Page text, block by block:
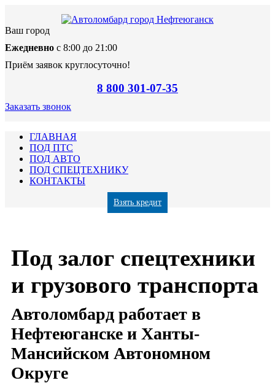
Ваш город
Ежедневно с 8:00 до 21:00
Приём заявок круглосуточно!
8 800 301-07-35
Заказать звонок
ГЛАВНАЯ
ПОД ПТС
ПОД АВТО
ПОД СПЕЦТЕХНИКУ
КОНТАКТЫ
Взять кредит
Под залог спецтехники
и грузового транспорта
Автоломбард работает в
Нефтеюганске и Ханты-
Мансийском Автономном
Округе